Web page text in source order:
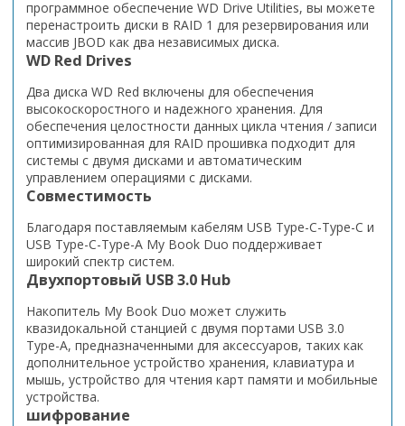
программное обеспечение WD Drive Utilities, вы можете
перенастроить диски в RAID 1 для резервирования или
массив JBOD как два независимых диска.
WD Red Drives
Два диска WD Red включены для обеспечения
высокоскоростного и надежного хранения. Для
обеспечения целостности данных цикла чтения / записи
оптимизированная для RAID прошивка подходит для
системы с двумя дисками и автоматическим
управлением операциями с дисками.
Совместимость
Благодаря поставляемым кабелям USB Type-C-Type-C и
USB Type-C-Type-A My Book Duo поддерживает
широкий спектр систем.
Двухпортовый USB 3.0 Hub
Накопитель My Book Duo может служить
квазидокальной станцией с двумя портами USB 3.0
Type-A, предназначенными для аксессуаров, таких как
дополнительное устройство хранения, клавиатура и
мышь, устройство для чтения карт памяти и мобильные
устройства.
шифрование